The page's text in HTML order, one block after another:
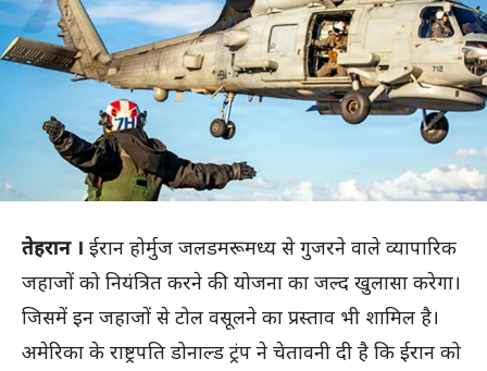
तेहरान । ईरान होर्मुज जलडमरूमध्य से गुजरने वाले व्यापारिक
जहाजों को नियंत्रित करने की योजना का जल्द खुलासा करेगा।
जिसमें इन जहाजों से टोल वसूलने का प्रस्ताव भी शामिल है।
अमेरिका के राष्ट्रपति डोनाल्ड ट्रंप ने चेतावनी दी है कि ईरान को